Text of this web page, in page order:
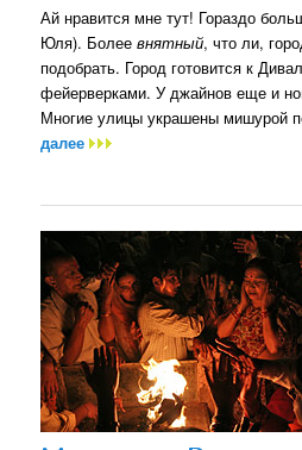
Ай нравится мне тут! Гораздо
Юля). Болеевнятный, что ли,
подобрать. Город готовится к
фейерверками. У джайнов еще и
Многие улицы украшены мишурой
далее